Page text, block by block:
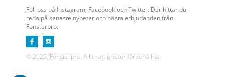
Följ oss på Instagram, Facebook och Twitter. Där hittar du
reda på senaste nyheter och bästa erbjudanden från
Fönsterpro.
© 2026, Fönsterpro. Alla rättigheter förbehållna.